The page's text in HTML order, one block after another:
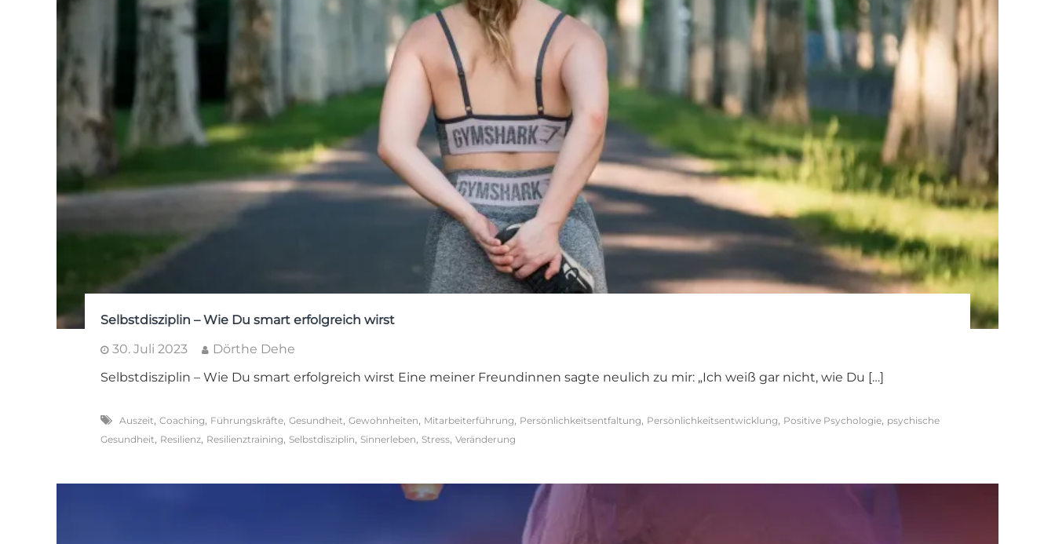
Selbstdisziplin – Wie Du smart erfolgreich wirst
30. Juli 2023
Dörthe Dehe
Selbstdisziplin – Wie Du smart erfolgreich wirst Eine meiner Freundinnen sagte neulich zu mir: „Ich weiß gar nicht, wie Du […]
Auszeit, Coaching, Führungskräfte, Gesundheit, Gewohnheiten, Mitarbeiterführung, Persönlichkeitsentfaltung, Persönlichkeitsentwicklung, Positive Psychologie, psychische
Gesundheit, Resilienz, Resilienztraining, Selbstdisziplin, Sinnerleben, Stress, Veränderung